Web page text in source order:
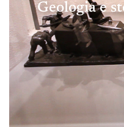
Geologia e